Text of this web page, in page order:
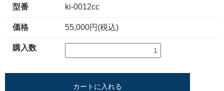
型番 ki-0012cc
価格 55,000円(税込)
購入数
カートに入れる